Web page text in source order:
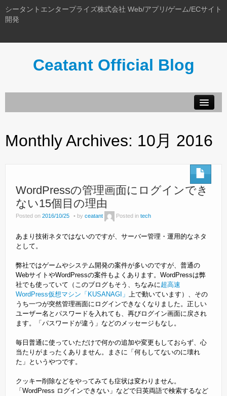
シータントエンタープライズ株式会社 Web/アプリ/ゲーム/ECサイト
開発
Ceatant Official Blog
Monthly Archives: 10月 2016
WordPressの管理画面にログインでき
ない15個目の理由
Posted on 2016/10/25 by ceatant Posted in tech
あまり技術ネタではないのですが、サーバー管理・運用的なネタ
として。
弊社ではゲームやシステム開発の案件が多いのですが、普通の
WebサイトやWordPressの案件もよくあります。WordPressは弊
社でも使っていて（このブログもそう、ちなみに超高速
WordPress仮想マシン「KUSANAGI」 上で動いています）、その
うち一つが突然管理画面にログインできなくなりました。正しい
ユーザー名とパスワードを入れても、再びログイン画面に戻され
ます。「パスワードが違う」などのメッセージもなし。
毎日普通に使っていただけで何かの追加や変更もしておらず、心
当たりがまったくありません。まさに「何もしてないのに壊れ
た」というやつです。
クッキー削除などをやってみても症状は変わりません。
「WordPress ログインできない」などで日英両語で検索するなど